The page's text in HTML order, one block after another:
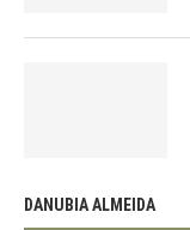
DANUBIA ALMEIDA